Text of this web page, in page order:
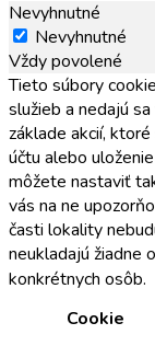
Nevyhnutné
Nevyhnutné
Vždy povolené
Tieto súbory
služieb a nedajú
základe akcií,
účtu alebo
môžete nastaviť
vás na ne
časti lokality
neukladajú žiadne
konkrétnych osôb.
Cookie